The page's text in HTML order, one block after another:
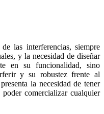
las interferencias, siempre
y la necesidad de diseñar
en su funcionalidad, sino
y su robustez frente al
la necesidad de tener
comercializar cualquier